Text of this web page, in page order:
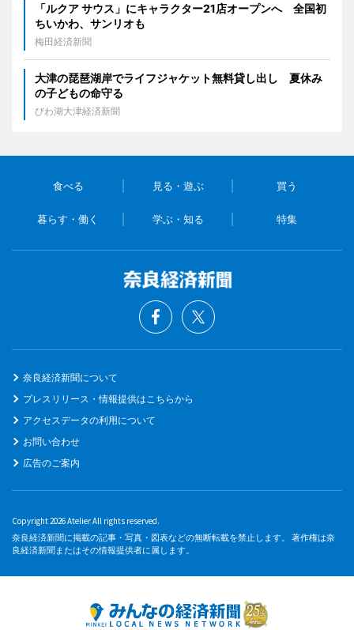
「ルクア サウス」にキャラクター21店オープンへ 全国初
ちいかわ、サンリオも
梅田経済新聞
大津の琵琶湖岸でライフジャケット無料貸し出し 夏休み
の子どもの命守る
びわ湖大津経済新聞
食べる 見る・遊ぶ 買う
暮らす・働く 学ぶ・知る 特集
奈良経済新聞について
プレスリリース・情報提供はこちらから
アクセスデータの利用について
お問い合わせ
広告のご案内
Copyright 2026 Atelier All rights reserved.
奈良経済新聞に掲載の記事・写真・図表などの無断転載を禁止します。 著作権は奈
良経済新聞またはその情報提供者に属します。